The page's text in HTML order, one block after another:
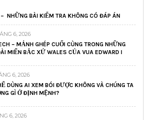
NHỮNG BÀI KIỂM TRA KHÔNG CÓ ĐÁP ÁN
6, 2026
– MẢNH GHÉP CUỐI CÙNG TRONG NHỮNG
MIẾN BẮC XỨ WALES CỦA VUA EDWARD I
6, 2026
DÙNG AI XEM BÓI ĐƯỢC KHÔNG VÀ CHÚNG TA
GÌ Ở ĐỊNH MỆNH?
6, 2026